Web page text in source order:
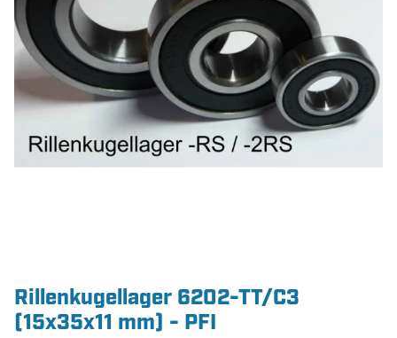
Rillenkugellager 6202-TT/C3
(15x35x11 mm) - PFI